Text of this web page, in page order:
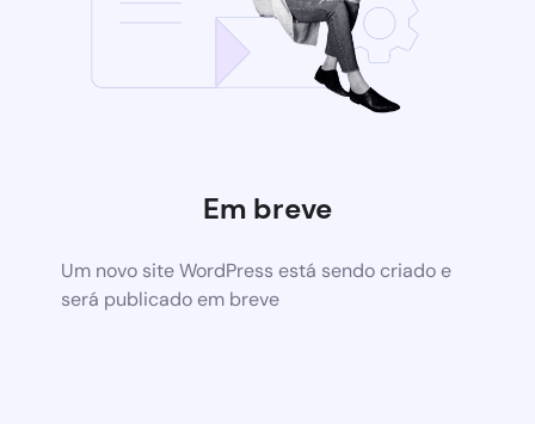
Em breve
Um novo site WordPress está sendo criado e
será publicado em breve